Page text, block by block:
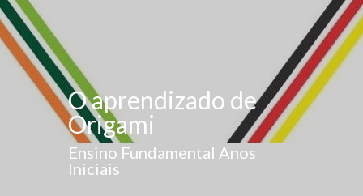
O aprendizado de
Origami
Ensino Fundamental Anos
Iniciais